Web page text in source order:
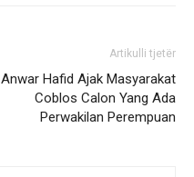
Artikulli tjetër
Anwar Hafid Ajak Masyarakat
Coblos Calon Yang Ada
Perwakilan Perempuan